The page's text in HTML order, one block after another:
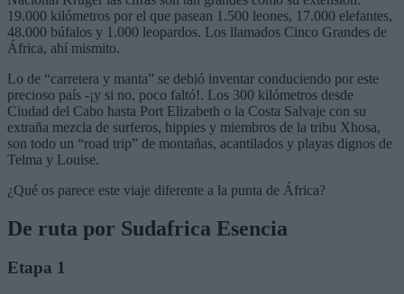
19.000 kilómetros por el que pasean 1.500 leones, 17.000 elefantes,
48.000 búfalos y 1.000 leopardos. Los llamados Cinco Grandes de
África, ahí mismito.
Lo de “carretera y manta” se debió inventar conduciendo por este
precioso país -¡y si no, poco faltó!. Los 300 kilómetros desde
Ciudad del Cabo hasta Port Elizabeth o la Costa Salvaje con su
extraña mezcla de surferos, hippies y miembros de la tribu Xhosa,
son todo un “road trip” de montañas, acantilados y playas dignos de
Telma y Louise.
¿Qué os parece este viaje diferente a la punta de África?
De ruta por Sudafrica Esencia
Etapa 1